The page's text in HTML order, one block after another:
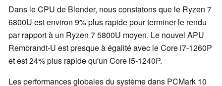
Dans le CPU de Blender, nous constatons que le Ryzen 7
6800U est environ 9% plus rapide pour terminer le rendu
par rapport à un Ryzen 7 5800U moyen. Le nouvel APU
Rembrandt-U est presque à égalité avec le Core i7-1260P
et est 24% plus rapide qu'un Core i5-1240P.
Les performances globales du système dans PCMark 10